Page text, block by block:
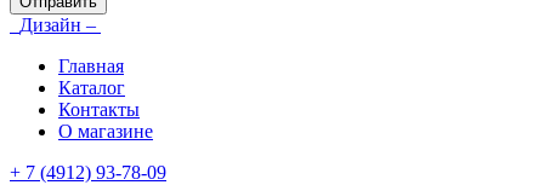
Дизайн –
Главная
Каталог
Контакты
О магазине
+ 7 (4912) 93-78-09